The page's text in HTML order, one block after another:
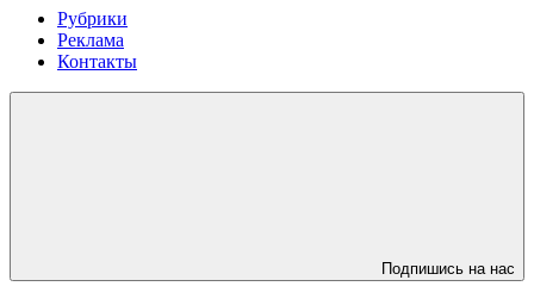
Рубрики
Реклама
Контакты
Подпишись на нас